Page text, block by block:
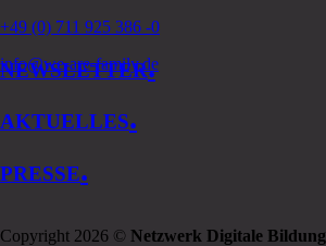
+49 (0) 711 925 386 -0
info@we-are-family.de
NEWSLETTER.
AKTUELLES.
PRESSE.
Copyright 2026 © Netzwerk Digitale Bildung